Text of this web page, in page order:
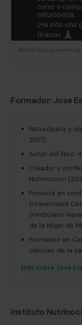
Modalidad presencial
Formador: Jose
Naturópata y
2017)
Autor del libro
Creador y
Nutrinocion
Ponente en
(Universidad
(Herbolario
de la Mujer de
Formador en
ciencias de la
Más sobre Jose
Instituto